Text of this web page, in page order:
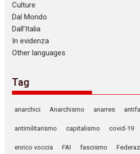
Culture
Dal Mondo
Dall’Italia
In evidenza
Other languages
Tag
anarchici Anarchismo anarres
antimilitarismo capitalismo covid-19
enrico voccia FAI fascismo